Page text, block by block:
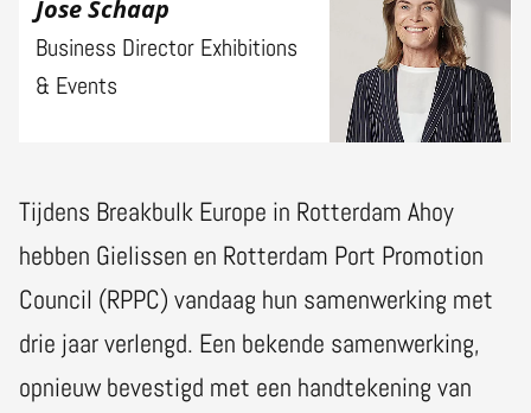
Jose Schaap
Business Director Exhibitions
& Events
Tijdens Breakbulk Europe in Rotterdam Ahoy
hebben Gielissen en Rotterdam Port Promotion
Council (RPPC) vandaag hun samenwerking met
drie jaar verlengd. Een bekende samenwerking,
opnieuw bevestigd met een handtekening van